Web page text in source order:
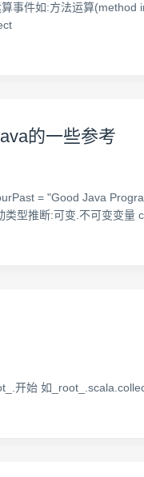
事件如:方法运算
的一些参考
= "Good Java
类型推断:可变.不可变变量
开始 如